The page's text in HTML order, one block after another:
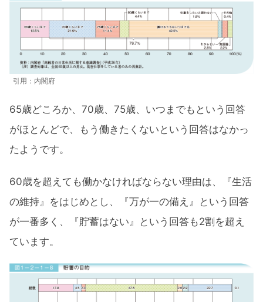
引用：内閣府
65歳どころか、70歳、75歳、いつまでもという回答
がほとんどで、もう働きたくないという回答はなかっ
たようです。
60歳を超えても働かなければならない理由は、『生活
の維持』をはじめとし、『万が一の備え』という回答
が一番多く、『貯蓄はない』という回答も2割を超え
ています。